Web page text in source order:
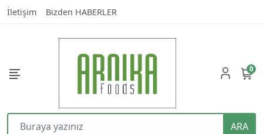
İletişim Bizden HABERLER
ARA
0